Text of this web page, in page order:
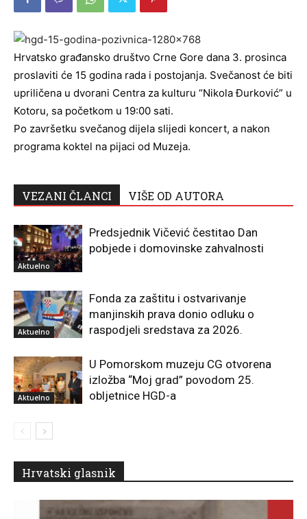
Hrvatsko građansko društvo Crne Gore dana 3. prosinca
proslaviti će 15 godina rada i postojanja. Svečanost će biti
upriličena u dvorani Centra za kulturu “Nikola Đurković” u
Kotoru, sa početkom u 19:00 sati.
Po završetku svečanog dijela slijedi koncert, a nakon
programa koktel na pijaci od Muzeja.
VEZANI ČLANCI VIŠE OD AUTORA
Aktuelno
Predsjednik Vičević čestitao Dan
pobjede i domovinske zahvalnosti
Aktuelno
Fonda za zaštitu i ostvarivanje
manjinskih prava donio odluku o
raspodjeli sredstava za 2026.
Aktuelno
U Pomorskom muzeju CG otvorena
izložba “Moj grad” povodom 25.
obljetnice HGD-a
Hrvatski glasnik